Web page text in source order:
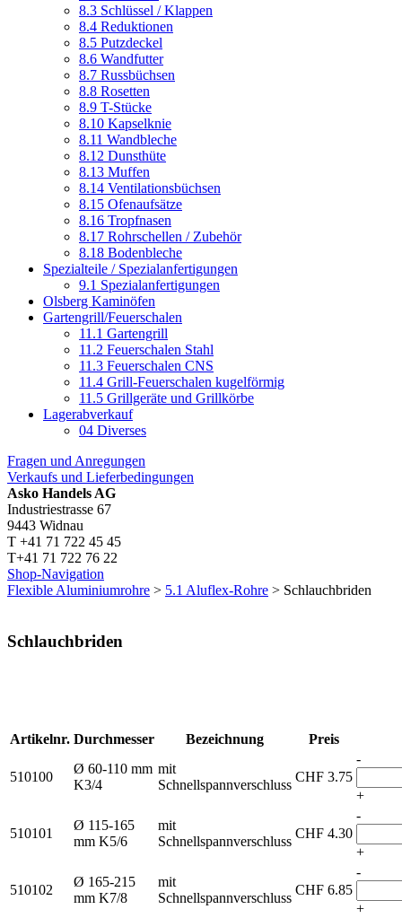
8.3 Schlüssel / Klappen
8.4 Reduktionen
8.5 Putzdeckel
8.6 Wandfutter
8.7 Russbüchsen
8.8 Rosetten
8.9 T-Stücke
8.10 Kapselknie
8.11 Wandbleche
8.12 Dunsthüte
8.13 Muffen
8.14 Ventilationsbüchsen
8.15 Ofenaufsätze
8.16 Tropfnasen
8.17 Rohrschellen / Zubehör
8.18 Bodenbleche
Spezialteile / Spezialanfertigungen
9.1 Spezialanfertigungen
Olsberg Kaminöfen
Gartengrill/Feuerschalen
11.1 Gartengrill
11.2 Feuerschalen Stahl
11.3 Feuerschalen CNS
11.4 Grill-Feuerschalen kugelförmig
11.5 Grillgeräte und Grillkörbe
Lagerabverkauf
04 Diverses
Fragen und Anregungen
Verkaufs und Lieferbedingungen
Asko Handels AG
Industriestrasse 67
9443 Widnau
T +41 71 722 45 45
T+41 71 722 76 22
Shop-Navigation
Flexible Aluminiumrohre > 5.1 Aluflex-Rohre > Schlauchbriden
Schlauchbriden
Artikelnr. Durchmesser Bezeichnung Preis
510100
Ø 60-110 mm
K3/4
mit
Schnellspannverschluss
CHF 3.75
-
+
510101
Ø 115-165
mm K5/6
mit
Schnellspannverschluss
CHF 4.30
-
+
510102
Ø 165-215
mm K7/8
mit
Schnellspannverschluss
CHF 6.85
-
+